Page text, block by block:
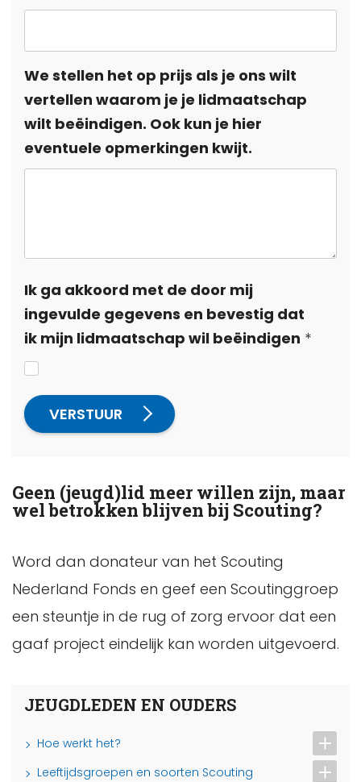
We stellen het op prijs als je ons wilt
vertellen waarom je je lidmaatschap
wilt beëindigen. Ook kun je hier
eventuele opmerkingen kwijt.
Ik ga akkoord met de door mij
ingevulde gegevens en bevestig dat
ik mijn lidmaatschap wil beëindigen
VERSTUUR
Geen (jeugd)lid meer willen zijn, maar
wel betrokken blijven bij Scouting?
Word dan donateur van het Scouting
Nederland Fonds en geef een Scoutinggroep
een steuntje in de rug of zorg ervoor dat een
gaaf project eindelijk kan worden uitgevoerd.
JEUGDLEDEN EN OUDERS
Hoe werkt het?
Leeftijdsgroepen en soorten Scouting